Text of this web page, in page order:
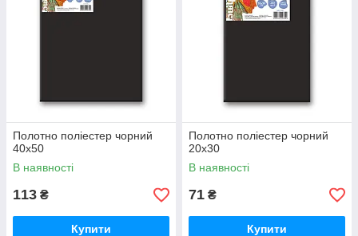
Полотно поліестер чорний
40х50
В наявності
113 ₴
Купити
Полотно поліестер чорний
20х30
В наявності
71 ₴
Купити